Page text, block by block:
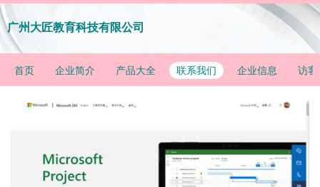
广州大匠教育科技有限公司
首页 企业简介 产品大全 联系我们 企业信息 访客